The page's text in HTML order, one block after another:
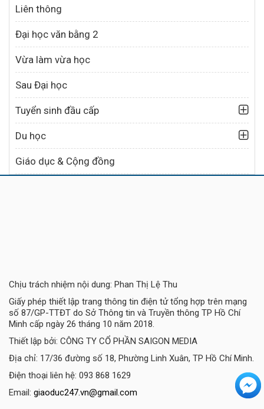
Liên thông
Đại học văn bằng 2
Vừa làm vừa học
Sau Đại học
Tuyển sinh đầu cấp
Du học
Giáo dục & Cộng đồng
Chịu trách nhiệm nội dung: Phan Thị Lệ Thu
Giấy phép thiết lập trang thông tin điện tử tổng hợp trên mạng
số 87/GP-TTĐT do Sở Thông tin và Truyền thông TP Hồ Chí
Minh cấp ngày 26 tháng 10 năm 2018.
Thiết lập bởi: CÔNG TY CỔ PHẦN SAIGON MEDIA
Địa chỉ: 17/36 đường số 18, Phường Linh Xuân, TP Hồ Chí Minh.
Điện thoại liên hệ: 093 868 1629
Email: giaoduc247.vn@gmail.com